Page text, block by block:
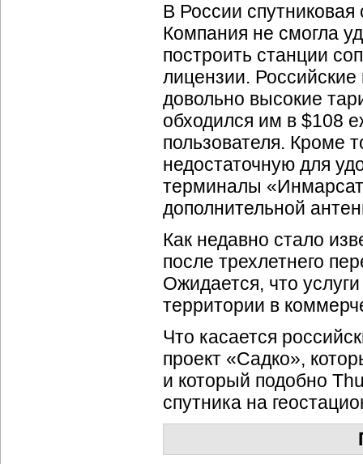
В России
Компания не смогла
построить станции
лицензии.
довольно высокие
обходился им в $108
пользователя. Кроме
недостаточную для
терминалы
дополнительной
Как недавно стало
после трехлетнего
Ожидается, что
территории в
Что касается
проект «Садко»,
и который подобно
спутника на